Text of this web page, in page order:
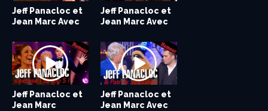
Jeff Panacloc et
Jean Marc Avec
Jeff Panacloc et
Jean Marc Avec
Jeff Panacloc et
Jean Marc
Jeff Panacloc et
Jean Marc Avec